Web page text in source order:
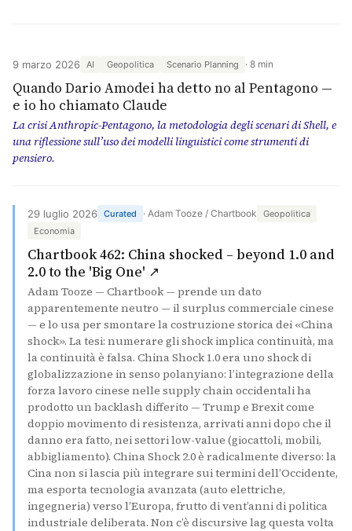
9 marzo 2026 AI Geopolitica Scenario Planning 8 min
Quando Dario Amodei ha detto no al Pentagono —
e io ho chiamato Claude
La crisi Anthropic-Pentagono, la metodologia degli scenari di Shell, e
una riflessione sull’uso dei modelli linguistici come strumenti di
pensiero.
29 luglio 2026 Curated · Adam Tooze / Chartbook
Geopolitica
Economia
Chartbook 462: China shocked – beyond 1.0 and
2.0 to the 'Big One' ↗
Adam Tooze — Chartbook — prende un dato
apparentemente neutro — il surplus commerciale cinese
— e lo usa per smontare la costruzione storica dei «China
shock». La tesi: numerare gli shock implica continuità, ma
la continuità è falsa. China Shock 1.0 era uno shock di
globalizzazione in senso polanyiano: l’integrazione della
forza lavoro cinese nelle supply chain occidentali ha
prodotto un backlash differito — Trump e Brexit come
doppio movimento di resistenza, arrivati anni dopo che il
danno era fatto, nei settori low-value (giocattoli, mobili,
abbigliamento). China Shock 2.0 è radicalmente diverso: la
Cina non si lascia più integrare sui termini dell’Occidente,
ma esporta tecnologia avanzata (auto elettriche,
ingegneria) verso l’Europa, frutto di vent’anni di politica
industriale deliberata. Non c’è discursive lag questa volta